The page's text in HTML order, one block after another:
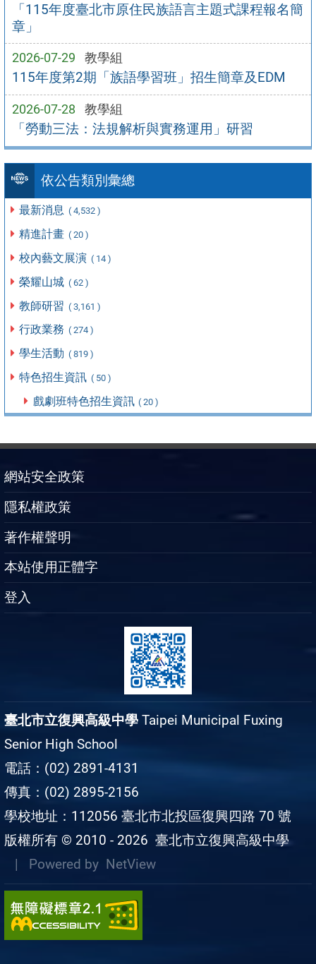
「115年度臺北市原住民族語言主題式課程報名簡
章」
2026-07-29 教學組
115年度第2期「族語學習班」招生簡章及EDM
2026-07-28 教學組
「勞動三法：法規解析與實務運用」研習
依公告類別彙總
最新消息 ( 4,532 )
精進計畫 ( 20 )
校內藝文展演 ( 14 )
榮耀山城 ( 62 )
教師研習 ( 3,161 )
行政業務 ( 274 )
學生活動 ( 819 )
特色招生資訊 ( 50 )
戲劇班特色招生資訊 ( 20 )
網站安全政策
隱私權政策
著作權聲明
本站使用正體字
登入
臺北市立復興高級中學 Taipei Municipal Fuxing
Senior High School
電話：(02) 2891-4131
傳真：(02) 2895-2156
學校地址：112056 臺北市北投區復興四路 70 號
版權所有 © 2010 - 2026 臺北市立復興高級中學
| Powered by NetView